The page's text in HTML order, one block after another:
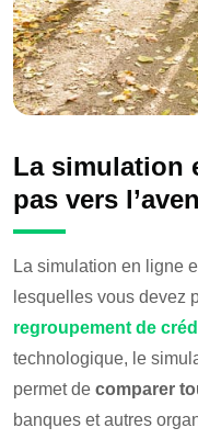
La simulation
pas vers
La simulation en ligne
lesquelles vous devez
regroupement de
technologique, le
permet de comparer
banques et autres